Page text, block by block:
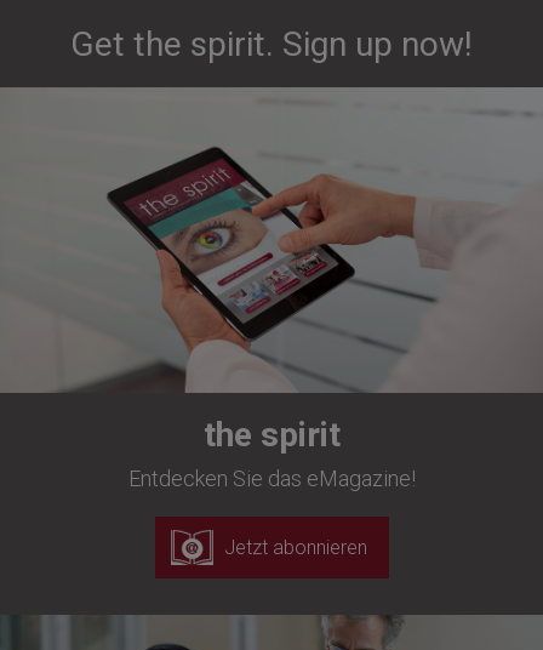
Get the spirit. Sign up now!
the spirit
Entdecken Sie das eMagazine!
Jetzt abonnieren